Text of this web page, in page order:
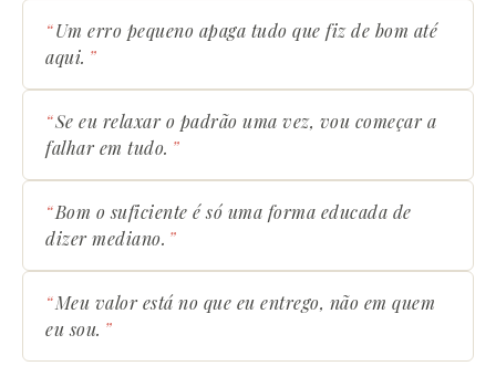
Um erro pequeno apaga tudo que fiz de bom até
aqui.
Se eu relaxar o padrão uma vez, vou começar a
falhar em tudo.
Bom o suficiente é só uma forma educada de
dizer mediano.
Meu valor está no que eu entrego, não em quem
eu sou.